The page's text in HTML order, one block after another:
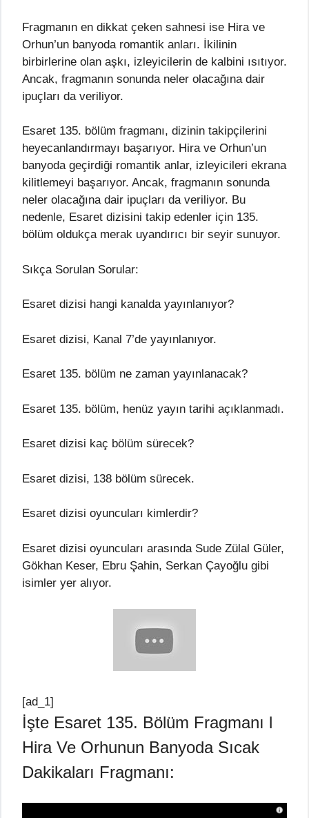
Fragmanın en dikkat çeken sahnesi ise Hira ve
Orhun’un banyoda romantik anları. İkilinin
birbirlerine olan aşkı, izleyicilerin de kalbini ısıtıyor.
Ancak, fragmanın sonunda neler olacağına dair
ipuçları da veriliyor.
Esaret 135. bölüm fragmanı, dizinin takipçilerini
heyecanlandırmayı başarıyor. Hira ve Orhun’un
banyoda geçirdiği romantik anlar, izleyicileri ekrana
kilitlemeyi başarıyor. Ancak, fragmanın sonunda
neler olacağına dair ipuçları da veriliyor. Bu
nedenle, Esaret dizisini takip edenler için 135.
bölüm oldukça merak uyandırıcı bir seyir sunuyor.
Sıkça Sorulan Sorular:
Esaret dizisi hangi kanalda yayınlanıyor?
Esaret dizisi, Kanal 7’de yayınlanıyor.
Esaret 135. bölüm ne zaman yayınlanacak?
Esaret 135. bölüm, henüz yayın tarihi açıklanmadı.
Esaret dizisi kaç bölüm sürecek?
Esaret dizisi, 138 bölüm sürecek.
Esaret dizisi oyuncuları kimlerdir?
Esaret dizisi oyuncuları arasında Sude Zülal Güler,
Gökhan Keser, Ebru Şahin, Serkan Çayoğlu gibi
isimler yer alıyor.
[ad_1]
İşte Esaret 135. Bölüm Fragmanı l
Hira Ve Orhunun Banyoda Sıcak
Dakikaları Fragmanı: